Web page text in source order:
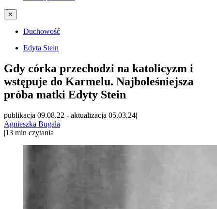
✕
Duchowość
Edyta Stein
Gdy córka przechodzi na katolicyzm i
wstępuje do Karmelu. Najboleśniejsza
próba matki Edyty Stein
publikacja 09.08.22 - aktualizacja 05.03.24|
Agnieszka Bugała
|13 min czytania